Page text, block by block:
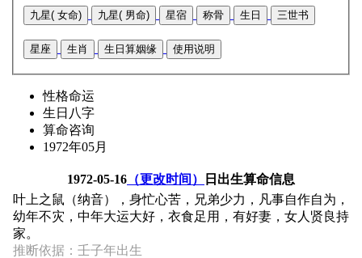
九星( 女命) 九星( 男命) 星宿 称骨 生日 三世书
星座 生肖 生日算姻缘 使用说明
性格命运
生日八字
算命咨询
1972年05月
1972-05-16 （更改时间）
日出生算命信息
叶上之鼠（纳音），身忙心苦，兄弟少力，凡事自作自为，
幼年不灾，中年大运大好，衣食足用，有好妻，女人贤良持
家。
推断依据：壬子年出生